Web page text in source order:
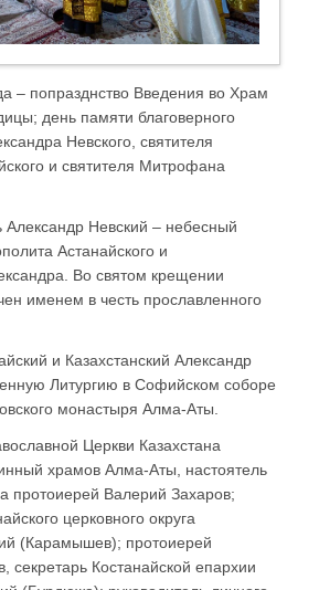
– попразднство Введения во Храм
день памяти благоверного
Невского, святителя
и святителя Митрофана
Александр Невский – небесный
Астанайского и
Во святом крещении
именем в честь прославленного
и Казахстанский Александр
Литургию в Софийском соборе
монастыря Алма-Аты.
Церкви Казахстана
храмов Алма-Аты, настоятель
протоиерей Валерий Захаров;
церковного округа
(Карамышев); протоиерей
секретарь Костанайской епархии